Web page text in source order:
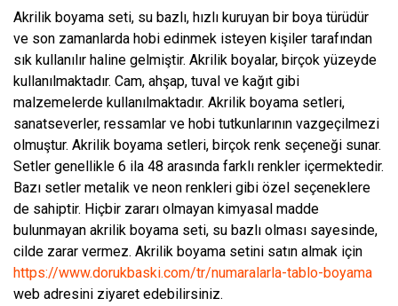
Akrilik boyama seti, su bazlı, hızlı kuruyan bir boya türüdür
ve son zamanlarda hobi edinmek isteyen kişiler tarafından
sık kullanılır haline gelmiştir. Akrilik boyalar, birçok yüzeyde
kullanılmaktadır. Cam, ahşap, tuval ve kağıt gibi
malzemelerde kullanılmaktadır. Akrilik boyama setleri,
sanatseverler, ressamlar ve hobi tutkunlarının vazgeçilmezi
olmuştur. Akrilik boyama setleri, birçok renk seçeneği sunar.
Setler genellikle 6 ila 48 arasında farklı renkler içermektedir.
Bazı setler metalik ve neon renkleri gibi özel seçeneklere
de sahiptir. Hiçbir zararı olmayan kimyasal madde
bulunmayan akrilik boyama seti, su bazlı olması sayesinde,
cilde zarar vermez. Akrilik boyama setini satın almak için
https://www.dorukbaski.com/tr/numaralarla-tablo-boyama
web adresini ziyaret edebilirsiniz.